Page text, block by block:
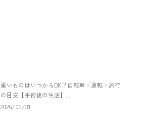
重いものはいつからOK？自転車・運転・旅行
の目安【手術後の生活】...
2026/03/31